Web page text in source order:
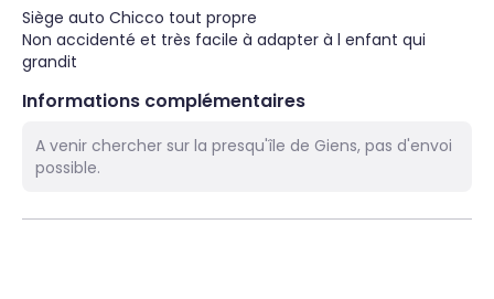
Siège auto Chicco tout propre
Non accidenté et très facile à adapter à l enfant qui
grandit
Informations complémentaires
A venir chercher sur la presqu'île de Giens, pas d'envoi
possible.